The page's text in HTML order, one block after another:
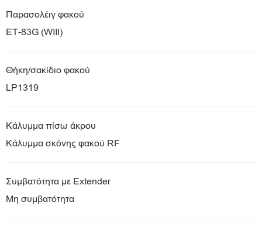
Παρασολέιγ φακού
ET-83G (WIII)
Θήκη/σακίδιο φακού
LP1319
Κάλυμμα πίσω άκρου
Κάλυμμα σκόνης φακού RF
Συμβατότητα με Extender
Μη συμβατότητα